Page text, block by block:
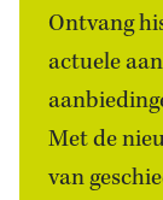
Ontvang
actuele
Met de
van